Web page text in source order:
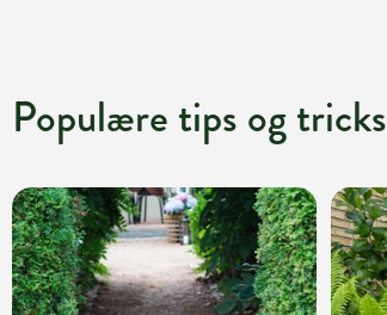
Populære tips og tricks